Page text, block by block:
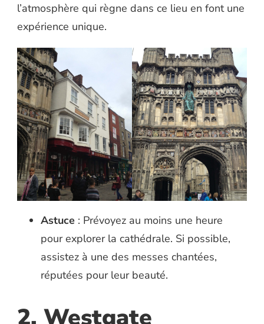
l’atmosphère qui règne dans ce lieu en font une
expérience unique.
Astuce : Prévoyez au moins une heure
pour explorer la cathédrale. Si possible,
assistez à une des messes chantées,
réputées pour leur beauté.
2. Westgate